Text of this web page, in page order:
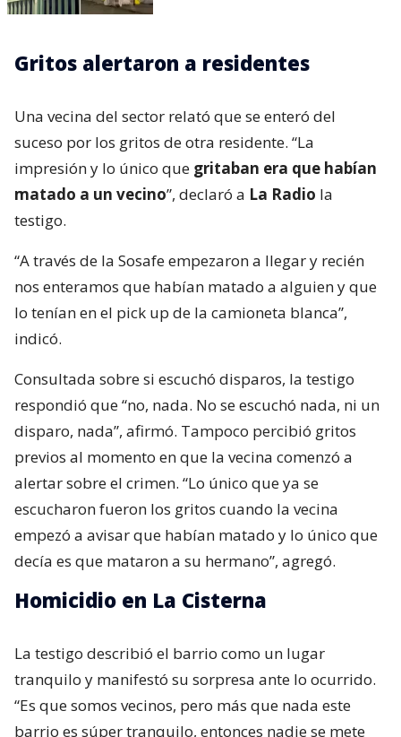
Gritos alertaron a residentes
Una vecina del sector relató que se enteró del
suceso por los gritos de otra residente. “La
impresión y lo único que gritaban era que habían
matado a un vecino”, declaró a La Radio la
testigo.
“A través de la Sosafe empezaron a llegar y recién
nos enteramos que habían matado a alguien y que
lo tenían en el pick up de la camioneta blanca”,
indicó.
Consultada sobre si escuchó disparos, la testigo
respondió que “no, nada. No se escuchó nada, ni un
disparo, nada”, afirmó. Tampoco percibió gritos
previos al momento en que la vecina comenzó a
alertar sobre el crimen. “Lo único que ya se
escucharon fueron los gritos cuando la vecina
empezó a avisar que habían matado y lo único que
decía es que mataron a su hermano”, agregó.
Homicidio en La Cisterna
La testigo describió el barrio como un lugar
tranquilo y manifestó su sorpresa ante lo ocurrido.
“Es que somos vecinos, pero más que nada este
barrio es súper tranquilo, entonces nadie se mete